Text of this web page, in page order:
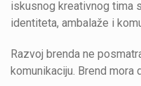
iskusnog kreativnog tima
identiteta, ambalaže i
Razvoj brenda ne
komunikaciju. Brend mora